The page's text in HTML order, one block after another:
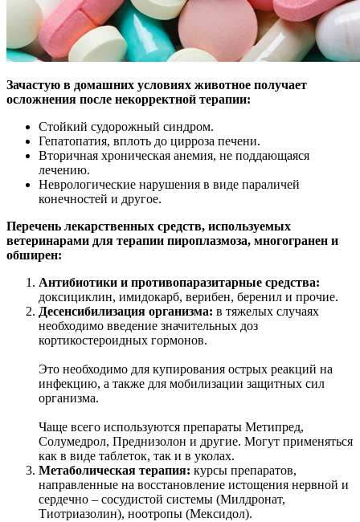
Зачастую в домашних условиях животное получает
осложнения после некорректной терапии:
Стойкий судорожный синдром.
Гепатопатия, вплоть до цирроза печени.
Вторичная хроническая анемия, не поддающаяся
лечению.
Неврологические нарушения в виде параличей
конечностей и другое.
Перечень лекарственных средств, используемых
ветеринарами для терапии пироплазмоза, многогранен и
обширен:
Антибиотики и противопаразитарные средства:
доксициклин, имидокарб, верибен, беренил и прочие.
Десенсибилизация организма: в тяжелых случаях
необходимо введение значительных доз
кортикостероидных гормонов.
Это необходимо для купирования острых реакций на
инфекцию, а также для мобилизации защитных сил
организма.
Чаще всего используются препараты Метипред,
Солумедрол, Преднизолон и другие. Могут применяться
как в виде таблеток, так и в уколах.
Метаболическая терапия: курсы препаратов,
направленные на восстановление истощения нервной и
сердечно – сосудистой системы (Милдронат,
Тиотриазолин), ноотропы (Мексидол).